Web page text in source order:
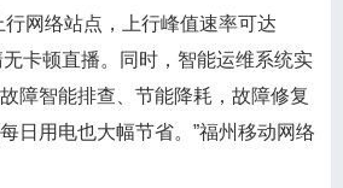
网络站点，上行峰值速率可达
卡顿直播。同时，智能运维系统实
障智能排查、节能降耗，故障修复
日用电也大幅节省。”福州移动网络